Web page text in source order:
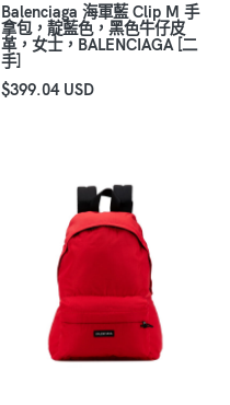
Balenciaga 海軍藍 Clip M 手
拿包，靛藍色，黑色牛仔皮
革，女士，BALENCIAGA [二
手]
$399.04 USD